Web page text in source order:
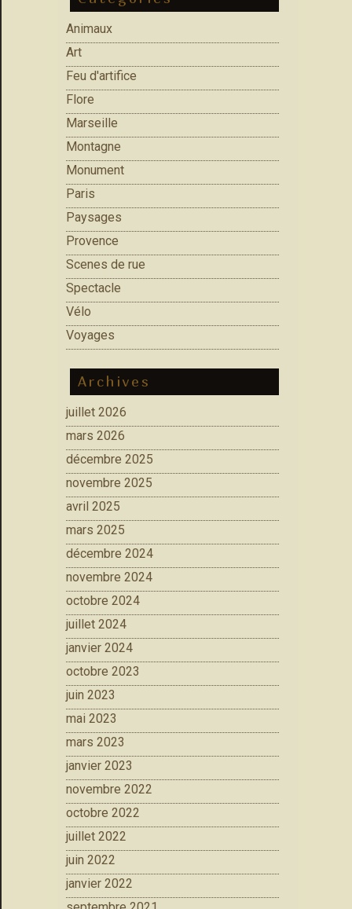
Animaux
Art
Feu d'artifice
Flore
Marseille
Montagne
Monument
Paris
Paysages
Provence
Scenes de rue
Spectacle
Vélo
Voyages
Archives
juillet 2026
mars 2026
décembre 2025
novembre 2025
avril 2025
mars 2025
décembre 2024
novembre 2024
octobre 2024
juillet 2024
janvier 2024
octobre 2023
juin 2023
mai 2023
mars 2023
janvier 2023
novembre 2022
octobre 2022
juillet 2022
juin 2022
janvier 2022